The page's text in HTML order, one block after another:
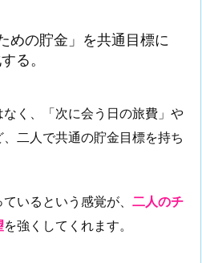
めの貯金」を共通目標に
る。
く、「次に会う日の旅費」や
、二人で共通の貯金目標を持ち
いるという感覚が、 二人のチ
を強くしてくれます。